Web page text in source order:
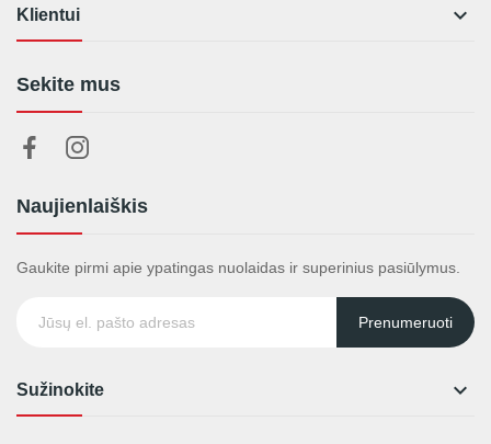
Klientui 
Sekite mus
Naujienlaiškis
Gaukite pirmi apie ypatingas nuolaidas ir superinius pasiūlymus.
Prenumeruoti
Sužinokite 